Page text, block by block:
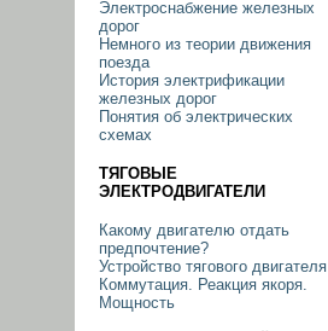
Электроснабжение железных
дорог
Немного из теории движения
поезда
История электрификации
железных дорог
Понятия об электрических
схемах
ТЯГОВЫЕ
ЭЛЕКТРОДВИГАТЕЛИ
Какому двигателю отдать
предпочтение?
Устройство тягового двигателя
Коммутация. Реакция якоря.
Мощность